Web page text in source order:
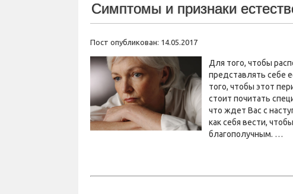
Симптомы и признаки
Пост опубликован: 14.05.2017
Для того, чтобы
представлять себе
того, чтобы этот
стоит почитать
что ждет Вас с
как себя вести,
благополучным. …